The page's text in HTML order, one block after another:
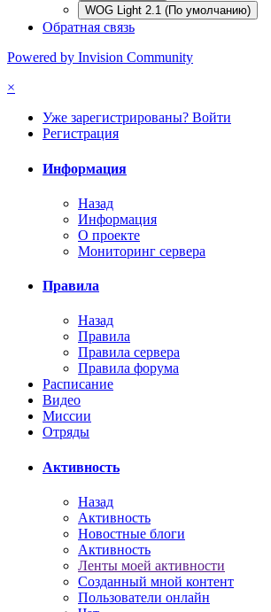
WOG Light 2.1 (По умолчанию)
Обратная связь
Powered by Invision Community
×
Уже зарегистрированы? Войти
Регистрация
Информация
Назад
Информация
О проекте
Мониторинг сервера
Правила
Назад
Правила
Правила сервера
Правила форума
Расписание
Видео
Миссии
Отряды
Активность
Назад
Активность
Новостные блоги
Активность
Ленты моей активности
Созданный мной контент
Пользователи онлайн